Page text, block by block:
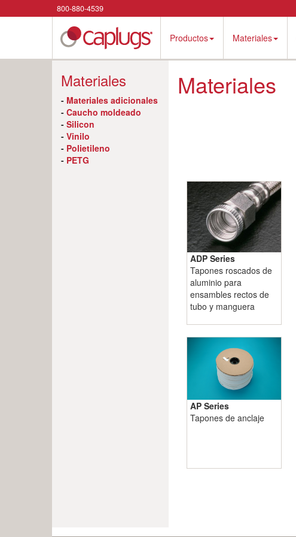
800-880-4539
Productos Materiales
Materiales
- Materiales adicionales
- Caucho moldeado
- Silicon
- Vinilo
- Polietileno
- PETG
Materiales
ADP Series
Tapones roscados de
aluminio para
ensambles rectos de
tubo y manguera
AP Series
Tapones de anclaje